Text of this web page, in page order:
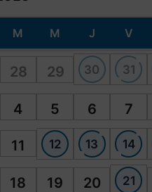
M M J V
28 29 30 31
4 5 6 7
11 12 13 14
18 19 20 21